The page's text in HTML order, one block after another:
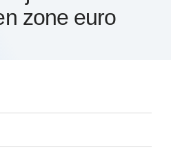
zone euro